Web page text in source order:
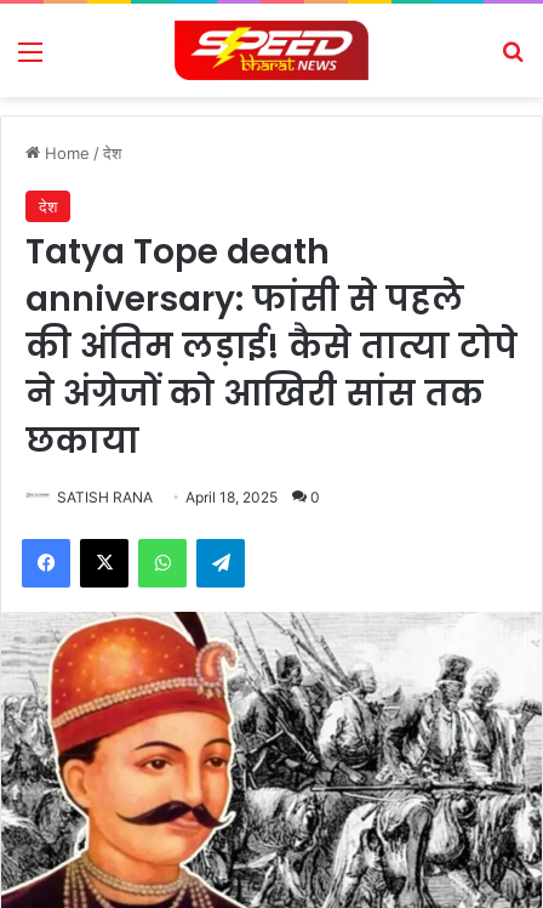
Menu
Home /देश
देश
Tatya Tope death
anniversary: फांसी से पहले
की अंतिम लड़ाई! कैसे तात्या टोपे
ने अंग्रेजों को आखिरी सांस तक
छकाया
SATISH RANA April 18, 2025 0
Facebook
X WhatsAppTelegram